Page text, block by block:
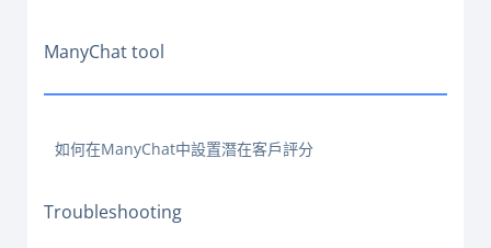
ManyChat tool
如何在ManyChat中設置潛在客戶評分
Troubleshooting